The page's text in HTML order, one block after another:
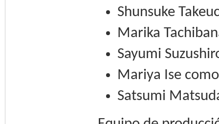
Shunsuke
Marika
Sayumi
Mariya Ise
Satsumi